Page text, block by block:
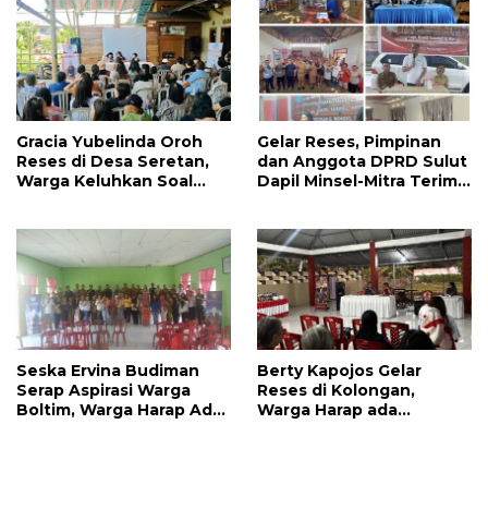
Warga
Gracia Yubelinda Oroh
Reses di Desa Seretan,
Warga Keluhkan Soal
Gelar Reses, Pimpinan
dan Anggota DPRD Sulut
Dapil Minsel-Mitra Terima
Seska Ervina Budiman
Serap Aspirasi Warga
Boltim, Warga Harap Ada
Berty Kapojos Gelar
Reses di Kolongan,
Warga Harap ada